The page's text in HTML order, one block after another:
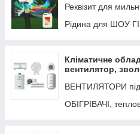
Реквізит для
Рідина для ШОУ
Кліматичне
вентилятор,
ВЕНТИЛЯТОРИ
ОБІГРІВАЧІ,